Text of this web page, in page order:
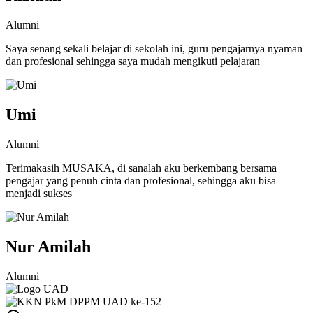
Alumni
Saya senang sekali belajar di sekolah ini, guru pengajarnya nyaman
dan profesional sehingga saya mudah mengikuti pelajaran
Umi
Alumni
Terimakasih MUSAKA, di sanalah aku berkembang bersama
pengajar yang penuh cinta dan profesional, sehingga aku bisa
menjadi sukses
Nur Amilah
Alumni